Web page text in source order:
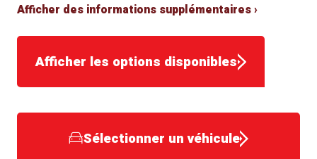
Afficher des informations supplémentaires ›
Afficher les options disponibles
Sélectionner un véhicule